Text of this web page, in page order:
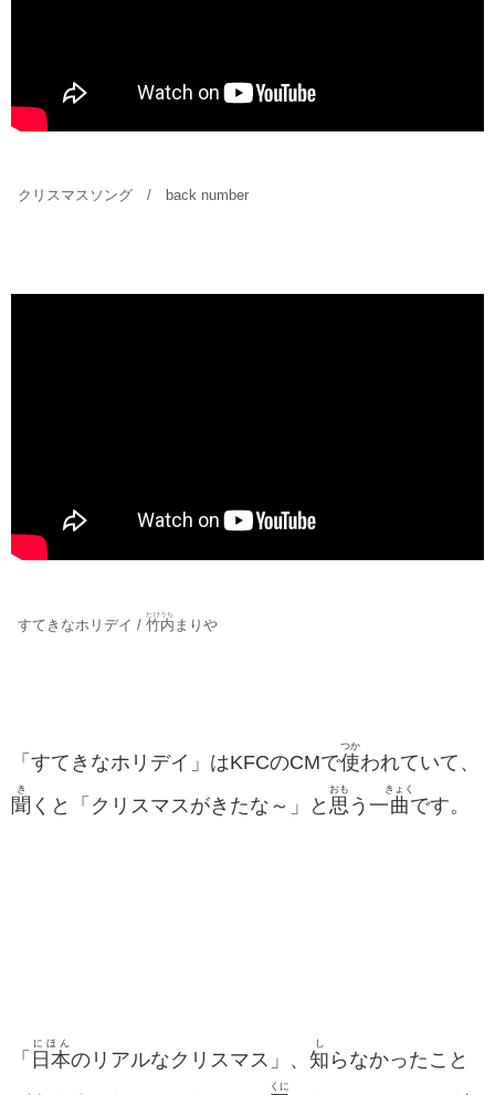
クリスマスソング / back number
すてきなホリデイ / 竹内
たけうち
まりや
「すてきなホリデイ」はKFCのCMで使
つか
われていて、
聞
き
くと「クリスマスがきたな～」と 思
おも
う一曲
きょく
です。
「 日本
にほん
のリアルなクリスマス」、 知
し
らなかったこと
くに